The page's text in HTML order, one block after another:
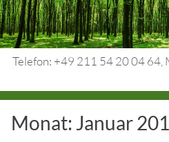
Skip
to
content
Telefon: +49 211 54 20 04 64,
Urheberrecht.
Monat: Januar